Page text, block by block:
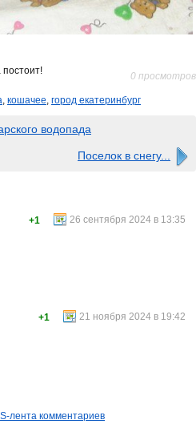
постоит!
0 просмотров
, кошачее, город екатеринбург
водопада
Поселок в снегу...
26 сентября 2024 в 13:35
+1
21 ноября 2024 в 19:42
+1
лента комментариев